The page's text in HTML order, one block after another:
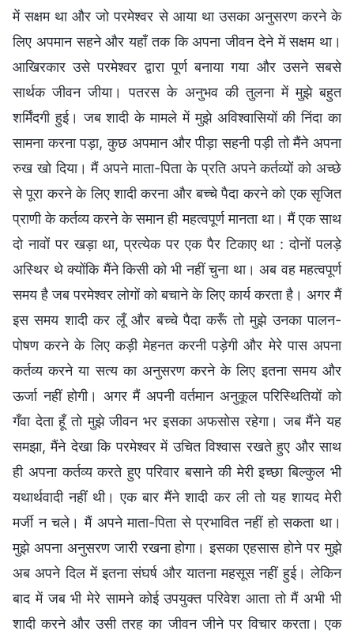
में सक्षम था और जो परमेश्वर से आया था उसका अनुसरण करने के
लिए अपमान सहने और यहाँ तक कि अपना जीवन देने में सक्षम था।
आखिरकार उसे परमेश्वर द्वारा पूर्ण बनाया गया और उसने सबसे
सार्थक जीवन जीया। पतरस के अनुभव की तुलना में मुझे बहुत
शर्मिंदगी हुई। जब शादी के मामले में मुझे अविश्वासियों की निंदा का
सामना करना पड़ा, कुछ अपमान और पीड़ा सहनी पड़ी तो मैंने अपना
रुख खो दिया। मैं अपने माता-पिता के प्रति अपने कर्तव्यों को अच्छे
से पूरा करने के लिए शादी करना और बच्चे पैदा करने को एक सृजित
प्राणी के कर्तव्य करने के समान ही महत्वपूर्ण मानता था। मैं एक साथ
दो नावों पर खड़ा था, प्रत्येक पर एक पैर टिकाए था : दोनों पलड़े
अस्थिर थे क्योंकि मैंने किसी को भी नहीं चुना था। अब वह महत्वपूर्ण
समय है जब परमेश्वर लोगों को बचाने के लिए कार्य करता है। अगर मैं
इस समय शादी कर लूँ और बच्चे पैदा करूँ तो मुझे उनका पालन-
पोषण करने के लिए कड़ी मेहनत करनी पड़ेगी और मेरे पास अपना
कर्तव्य करने या सत्य का अनुसरण करने के लिए इतना समय और
ऊर्जा नहीं होगी। अगर मैं अपनी वर्तमान अनुकूल परिस्थितियों को
गँवा देता हूँ तो मुझे जीवन भर इसका अफसोस रहेगा। जब मैंने यह
समझा, मैंने देखा कि परमेश्वर में उचित विश्वास रखते हुए और साथ
ही अपना कर्तव्य करते हुए परिवार बसाने की मेरी इच्छा बिल्कुल भी
यथार्थवादी नहीं थी। एक बार मैंने शादी कर ली तो यह शायद मेरी
मर्जी न चले। मैं अपने माता-पिता से प्रभावित नहीं हो सकता था।
मुझे अपना अनुसरण जारी रखना होगा। इसका एहसास होने पर मुझे
अब अपने दिल में इतना संघर्ष और यातना महसूस नहीं हुई। लेकिन
बाद में जब भी मेरे सामने कोई उपयुक्त परिवेश आता तो मैं अभी भी
शादी करने और उसी तरह का जीवन जीने पर विचार करता। एक